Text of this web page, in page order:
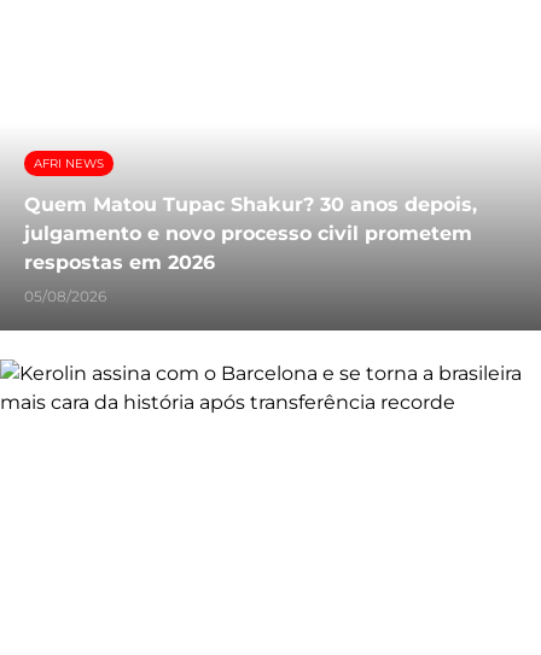
AFRI NEWS
Quem Matou Tupac Shakur? 30 anos depois,
julgamento e novo processo civil prometem
respostas em 2026
05/08/2026